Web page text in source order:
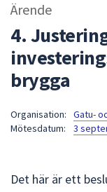
Ärende
4.
brygga
Organisation:
Gatu-
Mötesdatum:
3
Det här är ett